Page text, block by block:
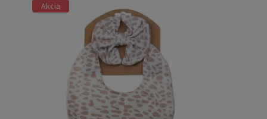
Akcia